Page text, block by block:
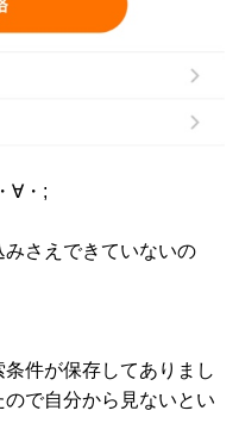
∀・;
さえできていないの
件が保存してありまし
で自分から見ないとい